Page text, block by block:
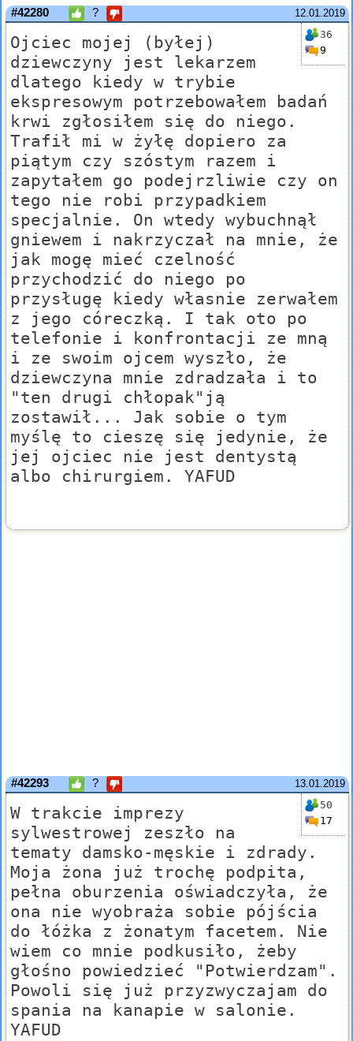
12.01.2019
#42280 ?
36
9
Ojciec mojej (byłej)
dziewczyny jest lekarzem
dlatego kiedy w trybie
ekspresowym potrzebowałem badań
krwi zgłosiłem się do niego.
Trafił mi w żyłę dopiero za
piątym czy szóstym razem i
zapytałem go podejrzliwie czy on
tego nie robi przypadkiem
specjalnie. On wtedy wybuchnął
gniewem i nakrzyczał na mnie, że
jak mogę mieć czelność
przychodzić do niego po
przysługę kiedy własnie zerwałem
z jego córeczką. I tak oto po
telefonie i konfrontacji ze mną
i ze swoim ojcem wyszło, że
dziewczyna mnie zdradzała i to
"ten drugi chłopak"ją
zostawił... Jak sobie o tym
myślę to cieszę się jedynie, że
jej ojciec nie jest dentystą
albo chirurgiem. YAFUD
13.01.2019
#42293 ?
50
17
W trakcie imprezy
sylwestrowej zeszło na
tematy damsko-męskie i zdrady.
Moja żona już trochę podpita,
pełna oburzenia oświadczyła, że
ona nie wyobraża sobie pójścia
do łóżka z żonatym facetem. Nie
wiem co mnie podkusiło, żeby
głośno powiedzieć "Potwierdzam".
Powoli się już przyzwyczajam do
spania na kanapie w salonie.
YAFUD